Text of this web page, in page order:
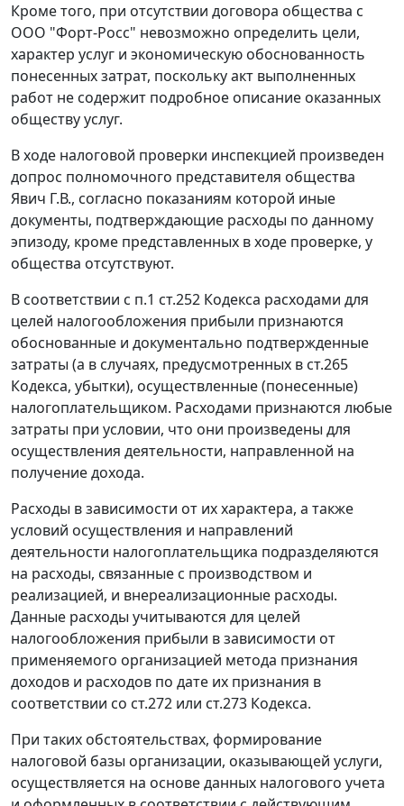
Кроме того, при отсутствии договора общества с
ООО "Форт-Росс" невозможно определить цели,
характер услуг и экономическую обоснованность
понесенных затрат, поскольку акт выполненных
работ не содержит подробное описание оказанных
обществу услуг.
В ходе налоговой проверки инспекцией произведен
допрос полномочного представителя общества
Явич Г.В., согласно показаниям которой иные
документы, подтверждающие расходы по данному
эпизоду, кроме представленных в ходе проверке, у
общества отсутствуют.
В соответствии с п.1 ст.252 Кодекса расходами для
целей налогообложения прибыли признаются
обоснованные и документально подтвержденные
затраты (а в случаях, предусмотренных в ст.265
Кодекса, убытки), осуществленные (понесенные)
налогоплательщиком. Расходами признаются любые
затраты при условии, что они произведены для
осуществления деятельности, направленной на
получение дохода.
Расходы в зависимости от их характера, а также
условий осуществления и направлений
деятельности налогоплательщика подразделяются
на расходы, связанные с производством и
реализацией, и внереализационные расходы.
Данные расходы учитываются для целей
налогообложения прибыли в зависимости от
применяемого организацией метода признания
доходов и расходов по дате их признания в
соответствии со ст.272 или ст.273 Кодекса.
При таких обстоятельствах, формирование
налоговой базы организации, оказывающей услуги,
осуществляется на основе данных налогового учета